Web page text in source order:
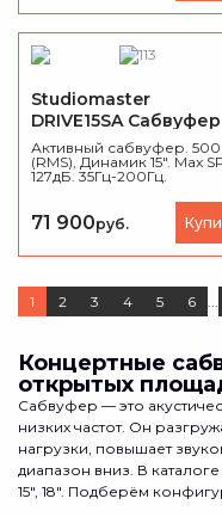
корпус с износостойким
покрытием, стакан под
штангу D35 мм.
Studiomaster
DRIVE15SA Сабвуфер
активный
Активный сабвуфер.
(RMS), Динамик 15". Max
127дБ. 35Гц-200Гц.
Разъемы вх. Left/Mono
- XLR, вых. Link - XLR,
на саттелиты - XLR.
71 900руб.
1 2 3 4 5 6 ...
Концертные
открытых
Сабвуфер — это
низких частот. Он
нагрузки, повышает
диапазон вниз. В
15", 18". Подберём